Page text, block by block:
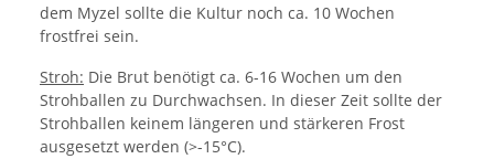
dem Myzel sollte die Kultur noch ca. 10 Wochen
frostfrei sein.
Stroh: Die Brut benötigt ca. 6-16 Wochen um den
Strohballen zu Durchwachsen. In dieser Zeit sollte der
Strohballen keinem längeren und stärkeren Frost
ausgesetzt werden (>-15°C).